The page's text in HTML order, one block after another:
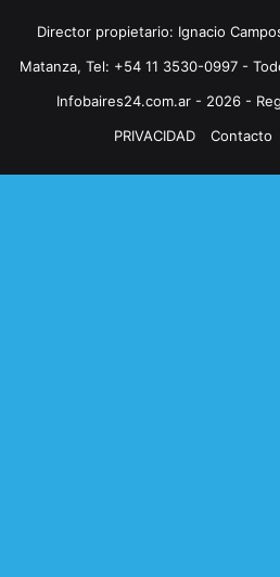
Director propietario: Ignacio
Matanza, Tel: +54 11 3530-0997 -
Infobaires24.com.ar - 2026 -
PRIVACIDAD
Contacto